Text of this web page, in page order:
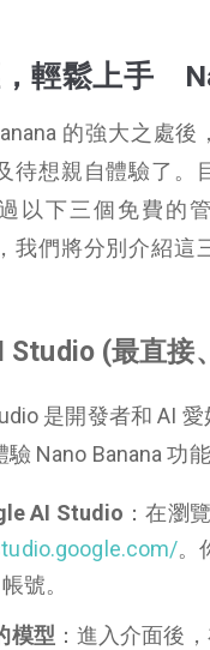
輕鬆上手
的強大之處後
待想親自體驗了。
以下三個免費的
我們將分別介紹這
Studio (最直接
是開發者和 AI
Nano Banana 功能
AI Studio ：在瀏
。
號。
模型 ：進入介面後